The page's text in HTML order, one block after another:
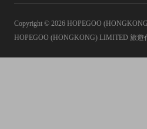
Copyright © 2026 HOPEGOO
HOPEGOO (HONGKONG) LIMITED 旅遊